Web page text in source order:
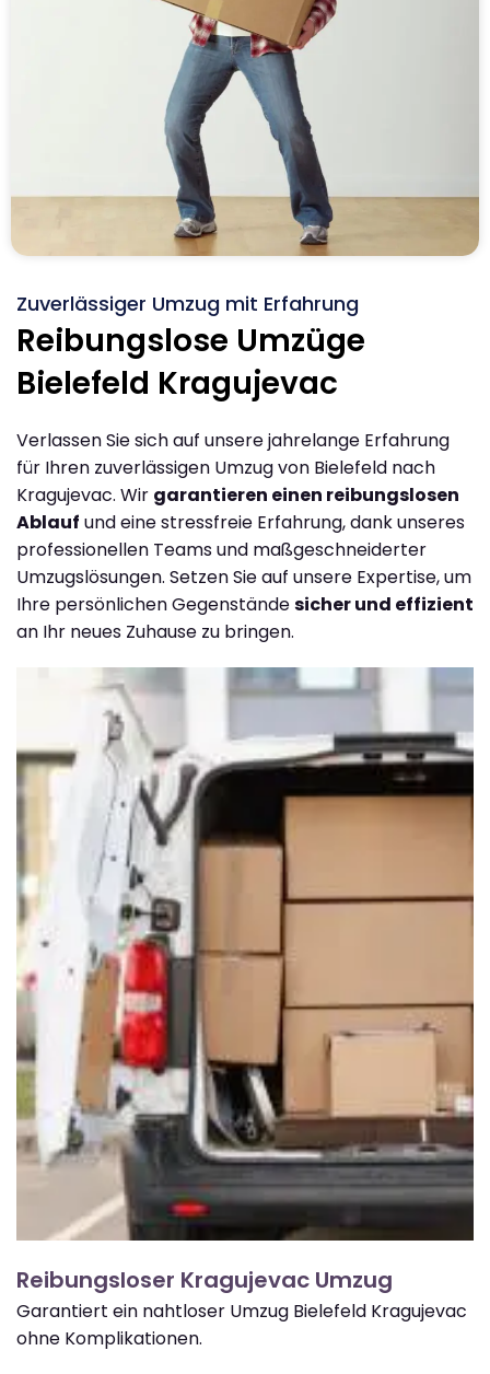
Zuverlässiger Umzug mit Erfahrung
Reibungslose Umzüge
Bielefeld Kragujevac
Verlassen Sie sich auf unsere jahrelange Erfahrung
für Ihren zuverlässigen Umzug von Bielefeld nach
Kragujevac. Wir garantieren einen reibungslosen
Ablauf und eine stressfreie Erfahrung, dank unseres
professionellen Teams und maßgeschneiderter
Umzugslösungen. Setzen Sie auf unsere Expertise, um
Ihre persönlichen Gegenständesicher und effizient
an Ihr neues Zuhause zu bringen.
Reibungsloser Kragujevac Umzug
Garantiert ein nahtloser Umzug Bielefeld Kragujevac
ohne Komplikationen.